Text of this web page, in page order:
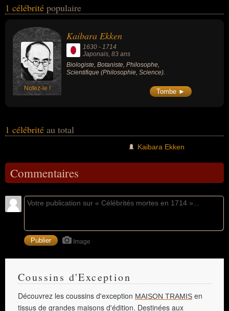
nationalités au moment de leurs morts, ils peuvent avoir été
1 célébrité populaire
Notez-le !
Kaibara Ekken
1630 - 1714
Japonais, 83 ans
Biologiste, Botaniste, Philosophe,
Scientifique (Philosophie, Science).
Tombe ►
1 célébrité au total
Kaibara Ekken
Commentaires
Image
Coussins d'Exception
Découvrez les coussins d'exception MAISON TRAMIS en
tissus de grandes maisons d'édition. Destinées aux